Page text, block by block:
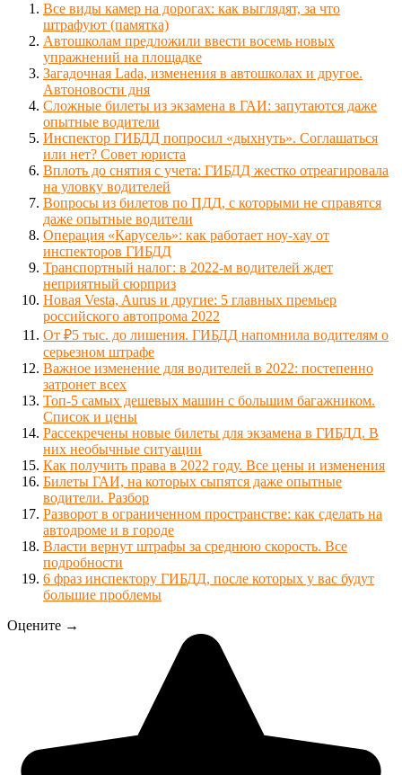
Все виды камер на дорогах: как выглядят, за что
штрафуют (памятка)
Автошколам предложили ввести восемь новых
упражнений на площадке
Загадочная Lada, изменения в автошколах и другое.
Автоновости дня
Сложные билеты из экзамена в ГАИ: запутаются даже
опытные водители
Инспектор ГИБДД попросил «дыхнуть». Соглашаться
или нет? Совет юриста
Вплоть до снятия с учета: ГИБДД жестко отреагировала
на уловку водителей
Вопросы из билетов по ПДД, с которыми не справятся
даже опытные водители
Операция «Карусель»: как работает ноу-хау от
инспекторов ГИБДД
Транспортный налог: в 2022-м водителей ждет
неприятный сюрприз
Новая Vesta, Aurus и другие: 5 главных премьер
российского автопрома 2022
От ₽5 тыс. до лишения. ГИБДД напомнила водителям о
серьезном штрафе
Важное изменение для водителей в 2022: постепенно
затронет всех
Топ-5 самых дешевых машин с большим багажником.
Список и цены
Рассекречены новые билеты для экзамена в ГИБДД. В
них необычные ситуации
Как получить права в 2022 году. Все цены и изменения
Билеты ГАИ, на которых сыпятся даже опытные
водители. Разбор
Разворот в ограниченном пространстве: как сделать на
автодроме и в городе
Власти вернут штрафы за среднюю скорость. Все
подробности
6 фраз инспектору ГИБДД, после которых у вас будут
большие проблемы
Оцените →